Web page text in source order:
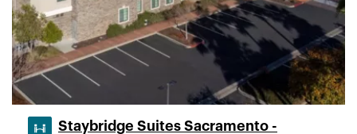
Staybridge Suites Sacramento -